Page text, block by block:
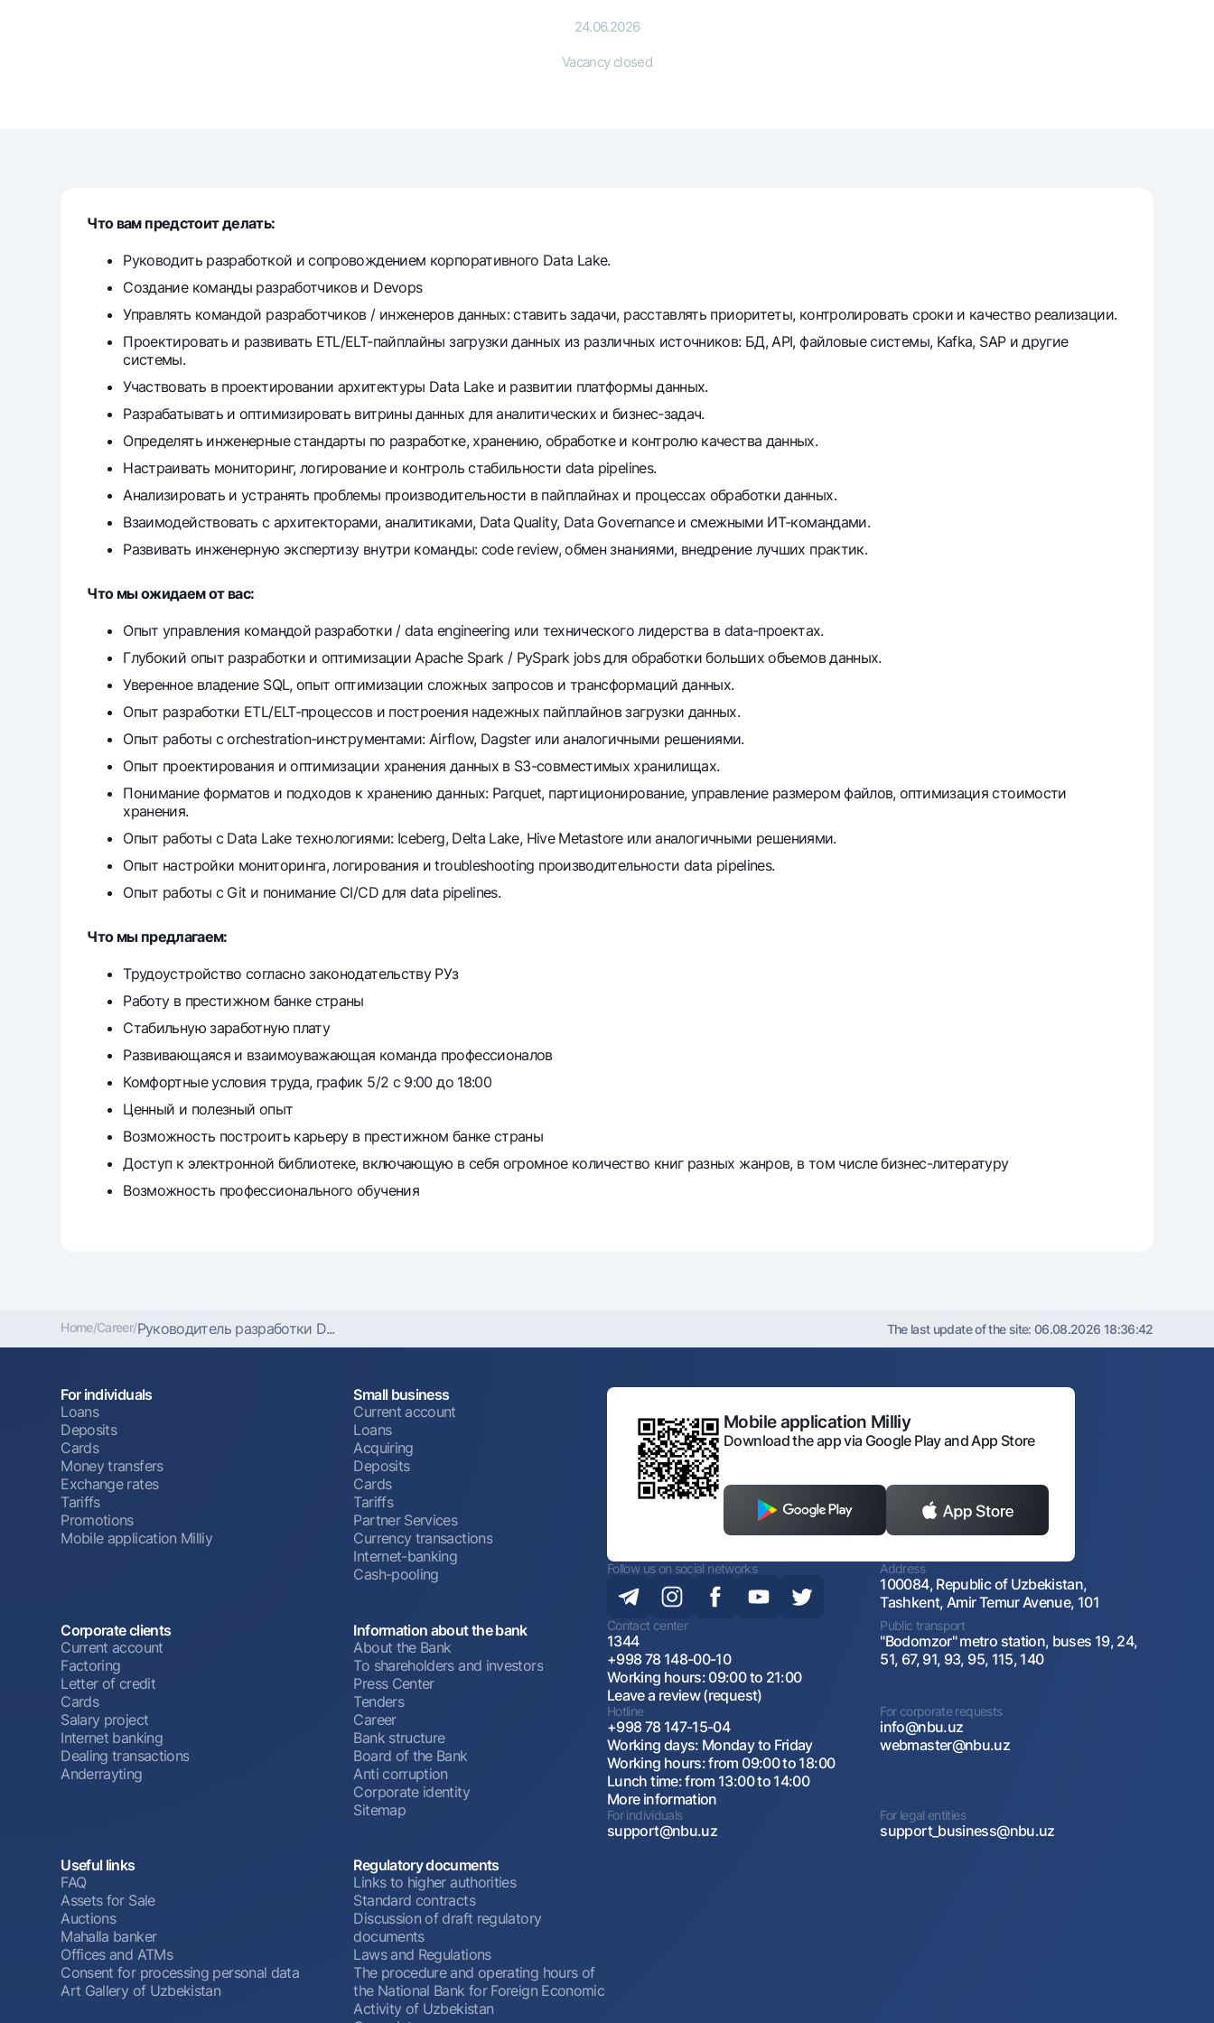
Search
Helpful links
Press CenterOffices and ATMsConsent for processing personal data
Follow us on social networks
+998 78 148-00-10
1344
24.06.2026
Vacancy closed
Что вам предстоит делать:
Руководить разработкой и сопровождением корпоративного Data Lake.
Создание команды разработчиков и Devops
Управлять командой разработчиков / инженеров данных: ставить задачи, расставлять приоритеты, контролировать сроки и качество реализации.
Проектировать и развивать ETL/ELT-пайплайны загрузки данных из различных источников: БД, API, файловые системы, Kafka, SAP и другие
системы.
Участвовать в проектировании архитектуры Data Lake и развитии платформы данных.
Разрабатывать и оптимизировать витрины данных для аналитических и бизнес-задач.
Определять инженерные стандарты по разработке, хранению, обработке и контролю качества данных.
Настраивать мониторинг, логирование и контроль стабильности data pipelines.
Анализировать и устранять проблемы производительности в пайплайнах и процессах обработки данных.
Взаимодействовать с архитекторами, аналитиками, Data Quality, Data Governance и смежными ИТ-командами.
Развивать инженерную экспертизу внутри команды: code review, обмен знаниями, внедрение лучших практик.
Что мы ожидаем от вас:
Опыт управления командой разработки / data engineering или технического лидерства в data-проектах.
Глубокий опыт разработки и оптимизации Apache Spark / PySpark jobs для обработки больших объемов данных.
Уверенное владение SQL, опыт оптимизации сложных запросов и трансформаций данных.
Опыт разработки ETL/ELT-процессов и построения надежных пайплайнов загрузки данных.
Опыт работы с orchestration-инструментами: Airflow, Dagster или аналогичными решениями.
Опыт проектирования и оптимизации хранения данных в S3-совместимых хранилищах.
Понимание форматов и подходов к хранению данных: Parquet, партиционирование, управление размером файлов, оптимизация стоимости
хранения.
Опыт работы с Data Lake технологиями: Iceberg, Delta Lake, Hive Metastore или аналогичными решениями.
Опыт настройки мониторинга, логирования и troubleshooting производительности data pipelines.
Опыт работы с Git и понимание CI/CD для data pipelines.
Что мы предлагаем:
Трудоустройство согласно законодательству РУз
Работу в престижном банке страны
Стабильную заработную плату
Развивающаяся и взаимоуважающая команда профессионалов
Комфортные условия труда, график 5/2 с 9:00 до 18:00
Ценный и полезный опыт
Возможность построить карьеру в престижном банке страны
Доступ к электронной библиотеке, включающую в себя огромное количество книг разных жанров, в том числе бизнес-литературу
Возможность профессионального обучения
Home/Career/Руководитель разработки D... The last update of the site: 06.08.2026 18:36:42
For individuals
Loans
Deposits
Cards
Money transfers
Exchange rates
Tariffs
Promotions
Mobile application Milliy
Small business
Current account
Loans
Acquiring
Deposits
Cards
Tariffs
Partner Services
Currency transactions
Internet-banking
Cash-pooling
Corporate clients
Current account
Factoring
Letter of credit
Cards
Salary project
Internet banking
Dealing transactions
Anderrayting
Information about the bank
About the Bank
To shareholders and investors
Press Center
Tenders
Career
Bank structure
Board of the Bank
Anti corruption
Corporate identity
Sitemap
Useful links
FAQ
Assets for Sale
Auctions
Mahalla banker
Offices and ATMs
Consent for processing personal data
Art Gallery of Uzbekistan
Regulatory documents
Links to higher authorities
Standard contracts
Discussion of draft regulatory
documents
Laws and Regulations
The procedure and operating hours of
the National Bank for Foreign Economic
Activity of Uzbekistan
Mobile application Milliy
Download the app via Google Play and App Store
Follow us on social networks Address
100084, Republic of Uzbekistan,
Tashkent, Amir Temur Avenue, 101
Contact center
1344
+998 78 148-00-10
Working hours: 09:00 to 21:00
Leave a review (request)
Public transport
"Bodomzor" metro station, buses 19, 24,
51, 67, 91, 93, 95, 115, 140
Hotline
+998 78 147-15-04
Working days: Monday to Friday
Working hours: from 09:00 to 18:00
Lunch time: from 13:00 to 14:00
More information
For corporate requests
info@nbu.uz
webmaster@nbu.uz
For individuals
support@nbu.uz
For legal entities
support_business@nbu.uz